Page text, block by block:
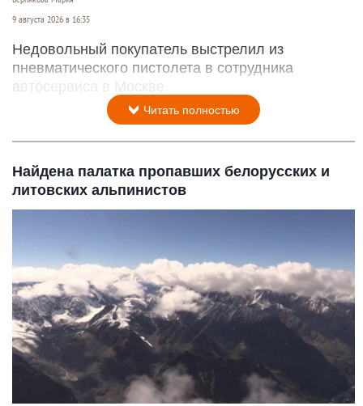
9 августа 2026 в 16:35
Недовольный покупатель выстрелил из
пневматического пистолета в сотрудника
автосервиса в Москве.
Читать полностью
Найдена палатка пропавших белорусских и
литовских альпинистов